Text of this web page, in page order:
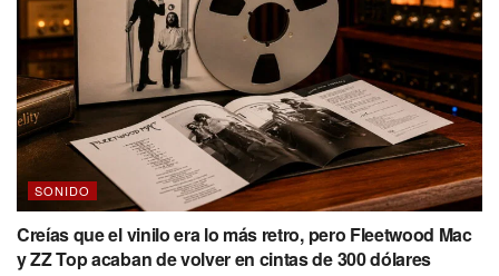
SONIDO
Creías que el vinilo era lo más retro, pero Fleetwood Mac
y ZZ Top acaban de volver en cintas de 300 dólares